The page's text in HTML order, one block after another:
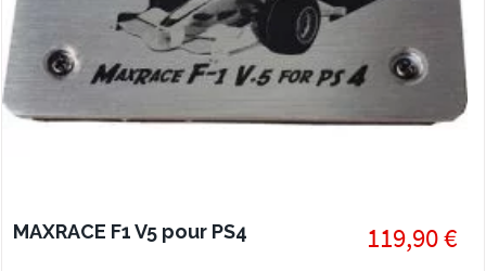
MAXRACE F1 V5 pour PS4 119,90 €